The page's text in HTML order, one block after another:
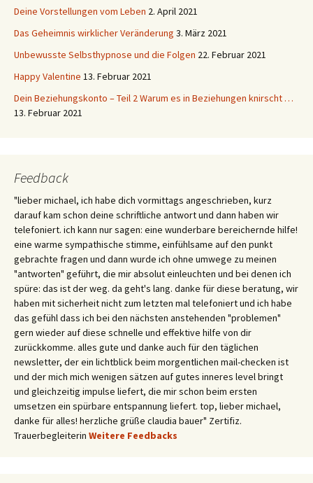
Deine Vorstellungen vom Leben 2. April 2021
Das Geheimnis wirklicher Veränderung 3. März 2021
Unbewusste Selbsthypnose und die Folgen 22. Februar 2021
Happy Valentine 13. Februar 2021
Dein Beziehungskonto – Teil 2 Warum es in Beziehungen knirscht …
13. Februar 2021
Feedback
"lieber michael, ich habe dich vormittags angeschrieben, kurz
darauf kam schon deine schriftliche antwort und dann haben wir
telefoniert. ich kann nur sagen: eine wunderbare bereichernde hilfe!
eine warme sympathische stimme, einfühlsame auf den punkt
gebrachte fragen und dann wurde ich ohne umwege zu meinen
"antworten" geführt, die mir absolut einleuchten und bei denen ich
spüre: das ist der weg. da geht's lang. danke für diese beratung, wir
haben mit sicherheit nicht zum letzten mal telefoniert und ich habe
das gefühl dass ich bei den nächsten anstehenden "problemen"
gern wieder auf diese schnelle und effektive hilfe von dir
zurückkomme. alles gute und danke auch für den täglichen
newsletter, der ein lichtblick beim morgentlichen mail-checken ist
und der mich mich wenigen sätzen auf gutes inneres level bringt
und gleichzeitig impulse liefert, die mir schon beim ersten
umsetzen ein spürbare entspannung liefert. top, lieber michael,
danke für alles! herzliche grüße claudia bauer" Zertifiz.
Trauerbegleiterin Weitere Feedbacks